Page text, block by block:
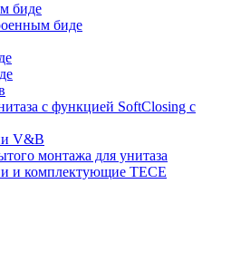
биде
биде
с функцией SoftClosing с
V&B
монтажа для унитаза
и комплектующие TECE